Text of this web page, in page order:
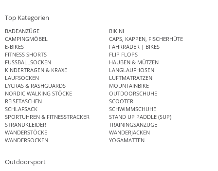
Top Kategorien
BADEANZÜGE
BIKINI
CAMPINGMÖBEL
CAPS, KAPPEN, FISCHERHÜTE
E-BIKES
FAHRRÄDER | BIKES
FITNESS SHORTS
FLIP FLOPS
FUSSBALLSOCKEN
HAUBEN & MÜTZEN
KINDERTRAGEN & KRAXE
LANGLAUFHOSEN
LAUFSOCKEN
LUFTMATRATZEN
LYCRAS & RASHGUARDS
MOUNTAINBIKE
NORDIC WALKING STÖCKE
OUTDOORSCHUHE
REISETASCHEN
SCOOTER
SCHLAFSACK
SCHWIMMSCHUHE
SPORTUHREN & FITNESSTRACKER
STAND UP PADDLE (SUP)
STRANDKLEIDER
TRAININGSANZÜGE
WANDERSTÖCKE
WANDERJACKEN
WANDERSOCKEN
YOGAMATTEN
Outdoorsport